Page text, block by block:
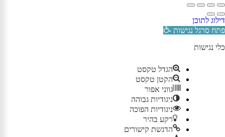
דילוג לתוכן
פתח סרגל נגישות
כלי נגישות
הגדל טקסט
הקטן טקסט
גווני אפור
ניגודיות גבוהה
ניגודיות הפוכה
רקע בהיר
הדגשת קישורים